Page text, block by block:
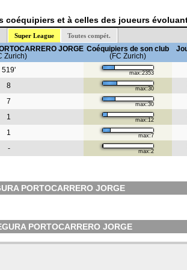
coéquipiers et à celles des joueurs
Super League Toutes compét.
JORGE
Zurich)
Coéquipiers de son club
(FC Zurich)
519' max:2353
8 max:30
7 max:30
1 max:12
1 max:7
- max:2
PORTOCARRERO JORGE
PORTOCARRERO JORGE